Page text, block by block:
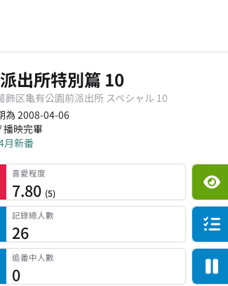
出所特別篇 10
飾区亀有公園前派出所 スペシャル 10
為 2008-04-06
播映完畢
月新番
喜愛程度
7.80 (5)
觀看次數
數
記錄總人數
26
數
追番中人數
0
人數
人數